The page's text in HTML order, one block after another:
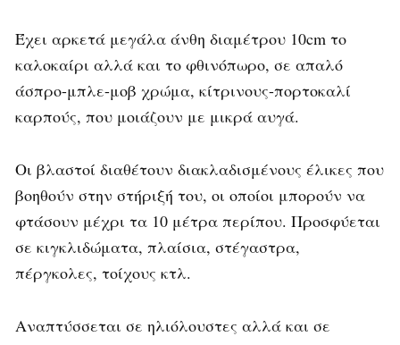
Έχει αρκετά μεγάλα άνθη διαμέτρου 10cm το
καλοκαίρι αλλά και το φθινόπωρο, σε απαλό
άσπρο-μπλε-μοβ χρώμα, κίτρινους-πορτοκαλί
καρπούς, που μοιάζουν με μικρά αυγά.
Οι βλαστοί διαθέτουν διακλαδισμένους έλικες που
βοηθούν στην στήριξή του, οι οποίοι μπορούν να
φτάσουν μέχρι τα 10 μέτρα περίπου. Προσφύεται
σε κιγκλιδώματα, πλαίσια, στέγαστρα,
πέργκολες, τοίχους κτλ.
Αναπτύσσεται σε ηλιόλουστες αλλά και σε